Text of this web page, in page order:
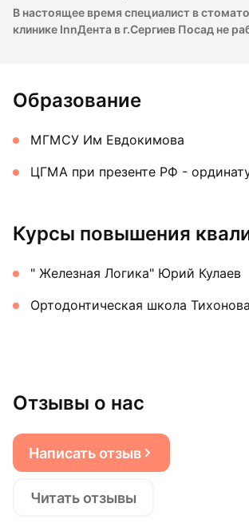
В настоящее время специалист в
клинике InnДента в г.Сергиев Посад не
Образование
МГМСУ Им Евдокимова
ЦГМА при презенте РФ -
Курсы повышения
" Железная Логика" Юрий Кулаев
Ортодонтическая школа
Отзывы о нас
Написать отзыв
Читать отзывы